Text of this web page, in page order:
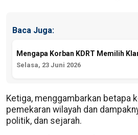
Baca Juga:
Mengapa Korban KDRT Memilih
Selasa, 23 Juni 2026
Ketiga, menggambarkan betapa
pemekaran wilayah dan
politik, dan sejarah.